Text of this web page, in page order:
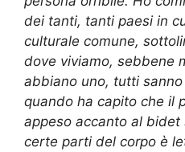
dei tanti, tanti paesi in
culturale comune,
dove viviamo, sebbene
abbiano uno, tutti
quando ha capito che il
appeso accanto al bidet
certe parti del corpo è